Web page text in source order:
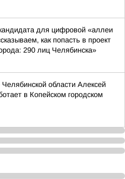
для цифровой «аллеи
как попасть в проект
290 лиц Челябинска»
Челябинской области Алексей
в Копейском городском